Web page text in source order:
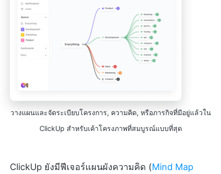
วางแผนและจัดระเบียบโครงการ, ความคิด, หรือภารกิจที่มีอยู่แล้วใน
ClickUp สำหรับเค้าโครงภาพที่สมบูรณ์แบบที่สุด
ClickUp ยังมีฟีเจอร์แผนผังความคิด (Mind Map